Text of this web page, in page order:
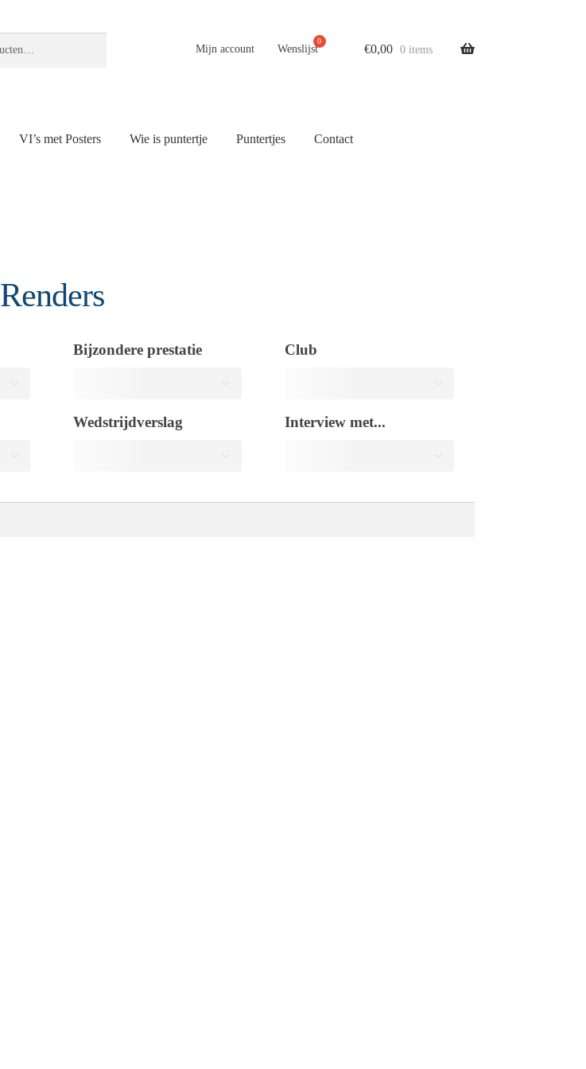
Mijn account Wenslijst €0,00 0 items
VI’s met Posters Wie is puntertje Puntertjes Contact
Renders
Bijzondere prestatie Club
Wedstrijdverslag Interview met...